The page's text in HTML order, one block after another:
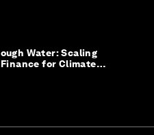
Water: Scaling
for Climate